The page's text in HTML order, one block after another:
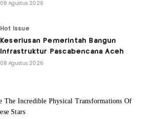
08 Agustus 2026
Hot Issue
Keseriusan Pemerintah Bangun
Infrastruktur Pascabencana Aceh
08 Agustus 2026